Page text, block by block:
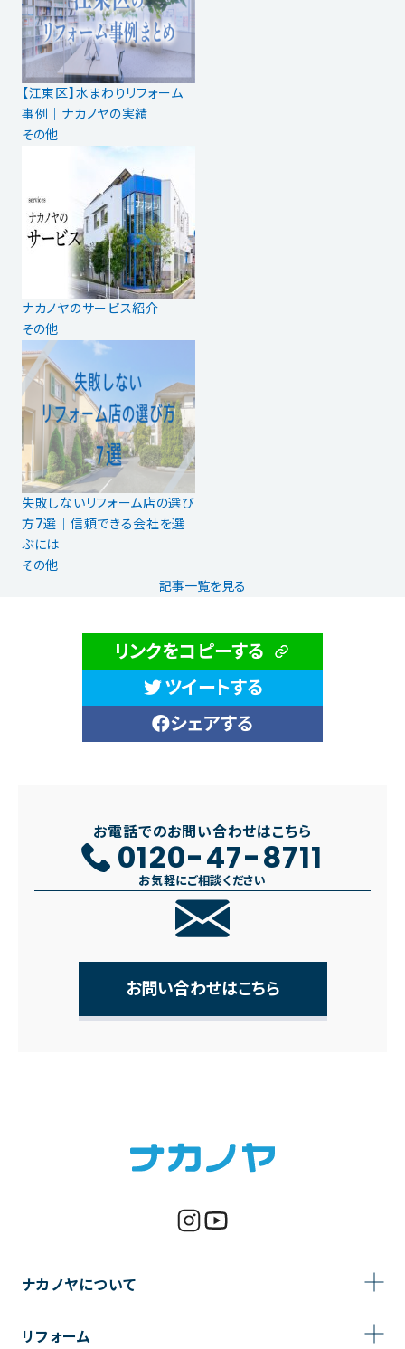
【江東区】水まわりリフォーム
事例｜ナカノヤの実績
その他
ナカノヤのサービス紹介
その他
失敗しないリフォーム店の選び
方7選│信頼できる会社を選
ぶには
その他
記事一覧を見る
リンクをコピーする
ツイートする
シェアする
お電話でのお問い合わせはこちら
0120-47-8711
お気軽にご相談ください
お問い合わせはこちら
ナカノヤについて
リフォーム